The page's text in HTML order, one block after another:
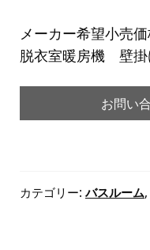
メーカー希望小売
脱衣室暖房機 壁掛
お問い
カテゴリー:バスルーム,